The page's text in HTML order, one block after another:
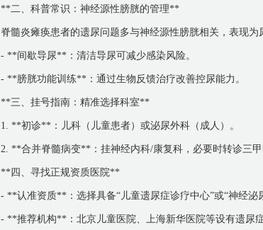
**二、科普常识：神经源性膀胱的管理**
脊髓炎瘫痪患者的遗尿问题多与神经源性膀胱相关，表现
- **间歇导尿**：清洁导尿可减少感染风险。
- **膀胱功能训练**：通过生物反馈治疗改善控尿能力。
**三、挂号指南：精准选择科室**
1. **初诊**：儿科（儿童患者）或泌尿外科（成人）。
2. **合并脊髓病变**：挂神经内科/康复科，必要时转诊三甲
**四、寻找正规资质医院**
- **认准资质**：选择具备“儿童遗尿症诊疗中心”或“神经泌
- **推荐机构**：北京儿童医院、上海新华医院等设有遗尿症